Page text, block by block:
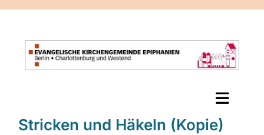
Stricken und Häkeln (Kopie)